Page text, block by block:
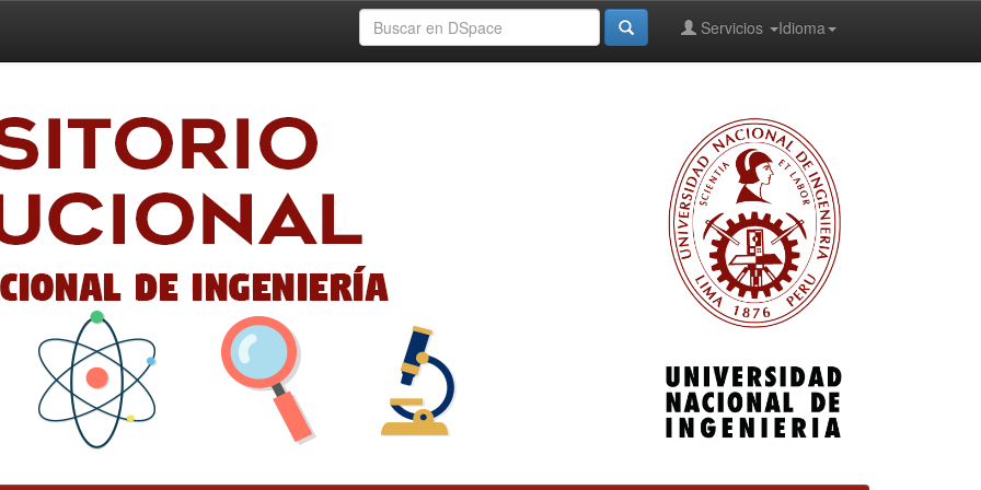
Idioma
Servicios